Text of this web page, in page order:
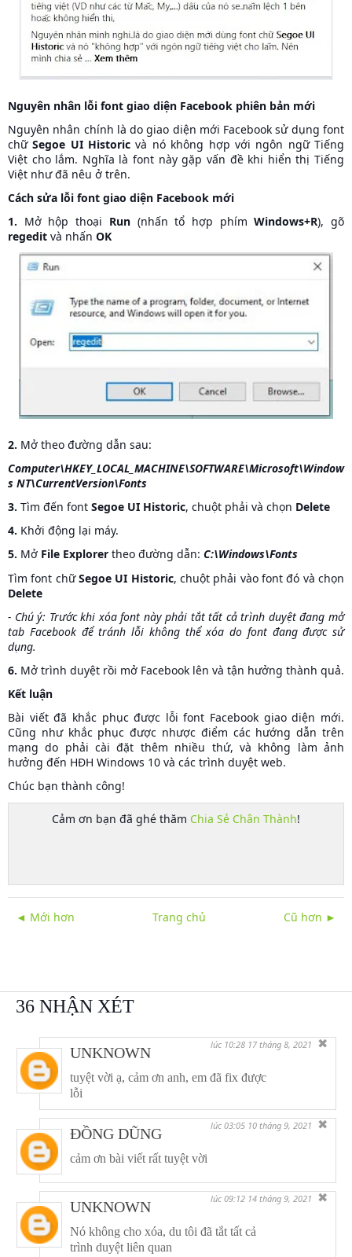
Nguyên nhân lỗi font giao diện Facebook phiên bản mới
Nguyên nhân chính là do giao diện mới Facebook sử dụng font
chữSegoe UI Historic và nó không hợp với ngôn ngữ Tiếng
Việt cho lắm. Nghĩa là font này gặp vấn đề khi hiển thị Tiếng
Việt như đã nêu ở trên.
Cách sửa lỗi font giao diện Facebook mới
1. Mở hộp thoại Run(nhấn tổ hợp phímWindows+R), gõ
regedit và nhấn OK
2. Mở theo đường dẫn sau:
Computer\HKEY_LOCAL_MACHINE\SOFTWARE\Microsoft\Window
s NT\CurrentVersion\Fonts
3. Tìm đến font Segoe UI Historic, chuột phải và chọn Delete
4. Khởi động lại máy.
5. Mở File Explorer theo đường dẫn: C:\Windows\Fonts
Tìm font chữSegoe UI Historic, chuột phải vào font đó và chọn
Delete
- Chú ý: Trước khi xóa font này phải tắt tất cả trình duyệt đang mở
tab Facebook để tránh lỗi không thể xóa do font đang được sử
dụng.
6. Mở trình duyệt rồi mở Facebook lên và tận hưởng thành quả.
Kết luận
Bài viết đã khắc phục được lỗi font Facebook giao diện mới.
Cũng như khắc phục được nhược điểm các hướng dẫn trên
mạng do phải cài đặt thêm nhiều thứ, và không làm ảnh
hưởng đến HĐH Windows 10 và các trình duyệt web.
Chúc bạn thành công!
Cảm ơn bạn đã ghé thăm Chia Sẻ Chân Thành!
◄ Mới hơn Cũ hơn ►
Trang chủ
36 NHẬN XÉT
UNKNOWN lúc 10:28 17 tháng 8, 2021 ✖
tuyệt vời ạ, cảm ơn anh, em đã fix được
lỗi
ĐỒNG DŨNG lúc 03:05 10 tháng 9, 2021 ✖
cảm ơn bài viết rất tuyệt vời
UNKNOWN lúc 09:12 14 tháng 9, 2021 ✖
Nó không cho xóa, du tôi đã tắt tất cả
trình duyệt liên quan